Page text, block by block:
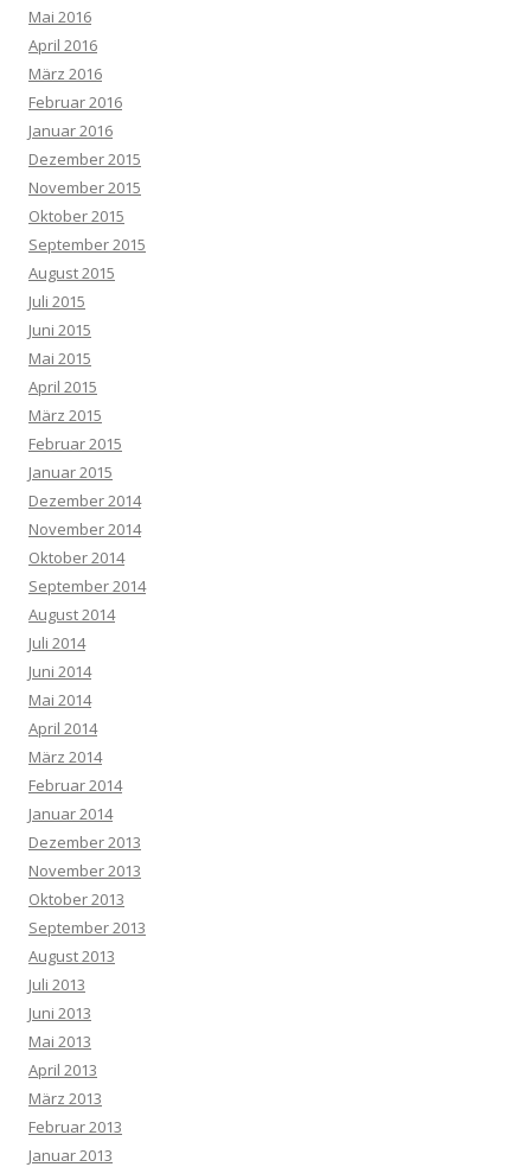
Mai 2016
April 2016
März 2016
Februar 2016
Januar 2016
Dezember 2015
November 2015
Oktober 2015
September 2015
August 2015
Juli 2015
Juni 2015
Mai 2015
April 2015
März 2015
Februar 2015
Januar 2015
Dezember 2014
November 2014
Oktober 2014
September 2014
August 2014
Juli 2014
Juni 2014
Mai 2014
April 2014
März 2014
Februar 2014
Januar 2014
Dezember 2013
November 2013
Oktober 2013
September 2013
August 2013
Juli 2013
Juni 2013
Mai 2013
April 2013
März 2013
Februar 2013
Januar 2013